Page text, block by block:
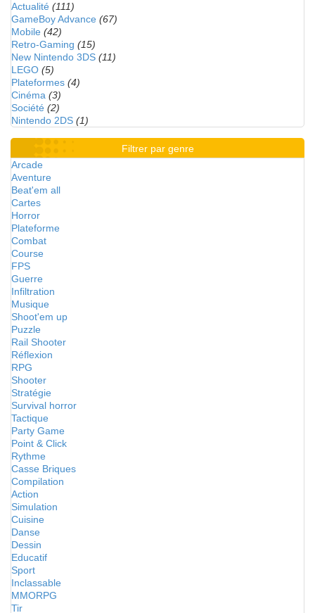
Actualité (111)
GameBoy Advance (67)
Mobile (42)
Retro-Gaming (15)
New Nintendo 3DS (11)
LEGO (5)
Plateformes (4)
Cinéma (3)
Société (2)
Nintendo 2DS (1)
Filtrer par genre
Arcade
Aventure
Beat'em all
Cartes
Horror
Plateforme
Combat
Course
FPS
Guerre
Infiltration
Musique
Shoot'em up
Puzzle
Rail Shooter
Réflexion
RPG
Shooter
Stratégie
Survival horror
Tactique
Party Game
Point & Click
Rythme
Casse Briques
Compilation
Action
Simulation
Cuisine
Danse
Dessin
Educatif
Sport
Inclassable
MMORPG
Tir